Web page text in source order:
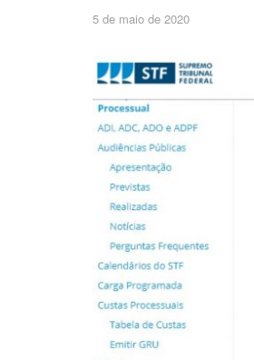
5 de maio de 2020